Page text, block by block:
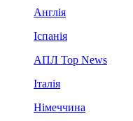
Англія
Іспанія
АПЛ Top News
Італія
Німеччина